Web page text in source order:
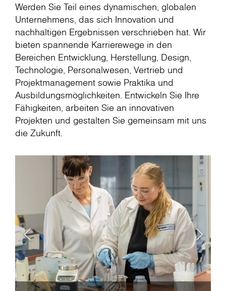
Werden Sie Teil eines dynamischen, globalen
Unternehmens, das sich Innovation und
nachhaltigen Ergebnissen verschrieben hat. Wir
bieten spannende Karrierewege in den
Bereichen Entwicklung, Herstellung, Design,
Technologie, Personalwesen, Vertrieb und
Projektmanagement sowie Praktika und
Ausbildungsmöglichkeiten. Entwickeln Sie Ihre
Fähigkeiten, arbeiten Sie an innovativen
Projekten und gestalten Sie gemeinsam mit uns
die Zukunft.